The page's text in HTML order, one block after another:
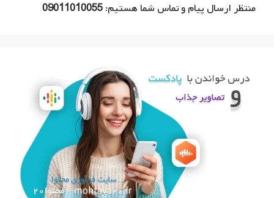
منتظر ارسال پیام و تماس شما هستیم:09011010055